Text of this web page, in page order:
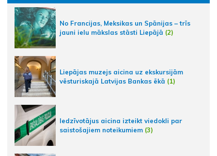
No Francijas, Meksikas un Spānijas – trīs
jauni ielu mākslas stāsti Liepājā (2)
Liepājas muzejs aicina uz ekskursijām
vēsturiskajā Latvijas Bankas ēkā (1)
Iedzīvotājus aicina izteikt viedokli par
saistošajiem noteikumiem (3)